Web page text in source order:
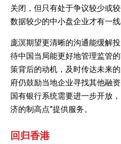
关闭，但只有处于争议较少或
数据较少的中小盘企业才有一线
庞溟期望更清晰的沟通能缓解
待中国当局能更好地管理监管
策背后的动机，及时传达未来
府仍鼓励当地企业寻找其他融
国有银行系统需要进一步开放
济的制高点”提供服务。
回归香港